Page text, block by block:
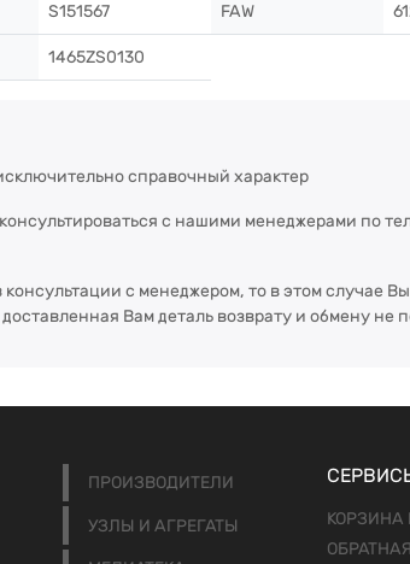
S151567 FAW
1465ZS0130
справочный характер
с нашими менеджерами по
с менеджером, то в этом случае
Вам деталь возврату и обмену не
ПРОИЗВОДИТЕЛИ
УЗЛЫ И АГРЕГАТЫ
КОРЗИНА